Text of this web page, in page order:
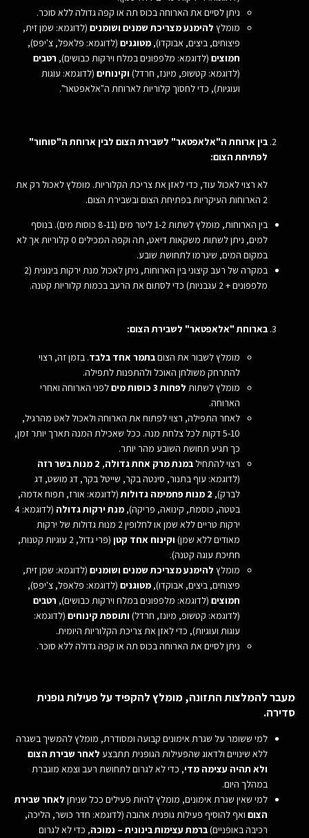
ניתן לסיים את הארוחה בכוס תה או קפה גדולה ללא סוכר.
מומלץ להימנע מצריכת שמנים ושומנים (לדוגמא: שמן זית,
פיצוחים, ביצים, אבוקדו), מטוגנים (לדוגמא: פלאפל, צ'יפס),
חמוצים (לדוגמא: מלפפונים במלח וירקות כבושים), רטבים
(לדוגמא: קטשופ, מיונז, חרדל) וקינוחים (לדוגמא: עוגות
ועוגיות), כדי לחסוך קלוריות לארוחת ה"אלאפטאר".
בין ארוחת ה"אלאפטאר" לשבירת הצום לבין ארוחת ה"סוחור"
לפתיחת הצום:
לא רצוי לאכול עוד, כדי לאזן את צריכת הקלוריות. מומלץ לאכול רק את
2 הארוחות העיקריות בפתיחת הצום ובשבירת הצום.
בין הארוחות, מומלץ לשתות 1-2 ליטר מים (8-11 כוסות מים). בנוסף
למים, ניתן לשתות משקאות דיאט, תה וקפה המכילים 0 קלוריות אך לא
במקום המים, שיגרמו לתחושת שובע.
במקרה של רעב קיצוני בין הארוחות, ניתן לאכול מנת ירקות בינונית (2
מלפפונים + 2 עגבניות) כדי לסתום את הרעב בכמות קלוריות קטנה.
בארוחת "אלאפטאר" לשבירת הצום:
מומלץ לשבור את הצוםבתמר אחד בלבד. בזמן זה, רצוי
להתרחק משולחן האוכל ולהתפנות לתפילה.
מומלץ לשתות לפחות 3 כוסות מים
לפני הארוחה ואחרי
הארוחה.
לאחר התפילה, רצוי לפתוח את הארוחה ולאכול לאט מהרגיל,
5-10 דקות לכל צלחת מנה. ככל שאכילת המנה תארך יותר זמן,
כך תגיע תחושת השובע מהר יותר.
רצוי להתחיל במנת מרק אחת גדולה, 2 מנות בשר רזה
(לדוגמא: עוף בתנור, סינטה בקר, שייטל בקר, דג מושט, דג
לברק), 2 מנות פחמימה גדולות
(לדוגמא: אורז, תפוח אדמה,
בטטה, כוסמת, קינואה, פריקה), מנת ירקות גדולה
(לדוגמא: 4
ירקות טריים ללא שמן או לחלופין 2 מנות גדולות של ירקות
מאודים ללא שמן) וקינוח אחד קטן
(פרי גדול, 2 עוגיות קטנות,
חתיכת עוגה קטנה).
מומלץ להימנע מצריכת שמנים ושומנים (לדוגמא: שמן זית,
פיצוחים, ביצים, אבוקדו), מטוגנים (לדוגמא: פלאפל, צ'יפס),
חמוצים (לדוגמא: מלפפונים במלח וירקות כבושים), רטבים
(לדוגמא: קטשופ, מיונז, חרדל) ותוספת קינוחים (לדוגמא:
עוגות ועוגיות), כדי לאזן את צריכת הקלוריות היומית.
ניתן לסיים את הארוחה בכוס תה או קפה גדולה ללא סוכר.
מעבר להמלצות התזונה, מומלץ להקפיד על פעילות גופנית
סדירה.
למי ששומר על שגרת אימונים קבועה ומסודרת, מומלץ להמשיך בשגרה
ללא שינויים ולדאוג שהפעילות הגופנית תתבצע לאחר שבירת הצום
ולא תהיה עצימה מדי, כדי לא לגרום לתחושת רעב וצמא מוגברת
במהלך היום.
למי שאין שגרת אימונים, מומלץ להיות פעילים ככל שניתן לאחר שבירת
הצום ואף להוסיף פעילות גופנית אהובה (לדוגמא: חדר כושר, הליכה,
רכיבה באופניים) ברמת עצימות בינונית – נמוכה, כדי לא לגרום